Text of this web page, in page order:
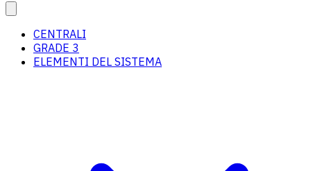
CENTRALI
GRADE 3
ELEMENTI DEL SISTEMA